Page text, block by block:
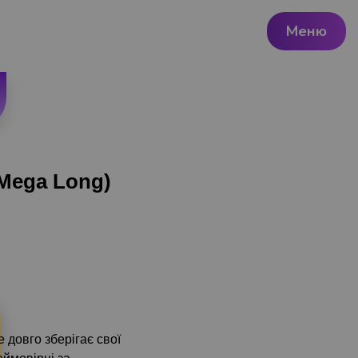
Меню
Long)
зберігає свої